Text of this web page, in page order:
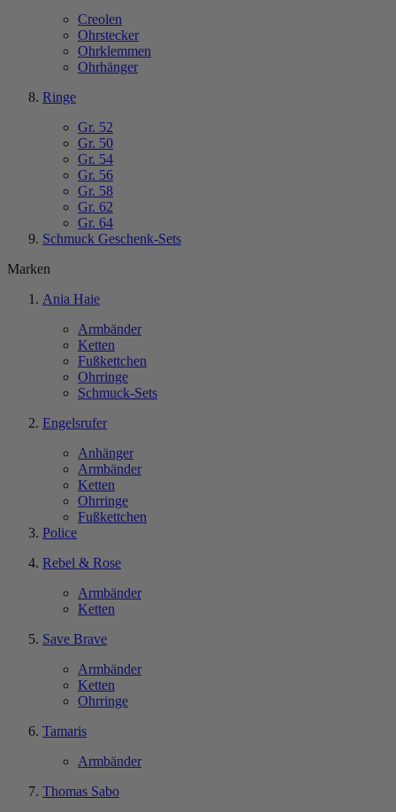
Creolen
Ohrstecker
Ohrklemmen
Ohrhänger
Ringe
Gr. 52
Gr. 50
Gr. 54
Gr. 56
Gr. 58
Gr. 62
Gr. 64
Schmuck Geschenk-Sets
Marken
Ania Haie
Armbänder
Ketten
Fußkettchen
Ohrringe
Schmuck-Sets
Engelsrufer
Anhänger
Armbänder
Ketten
Ohrringe
Fußkettchen
Police
Rebel & Rose
Armbänder
Ketten
Save Brave
Armbänder
Ketten
Ohrringe
Tamaris
Armbänder
Thomas Sabo